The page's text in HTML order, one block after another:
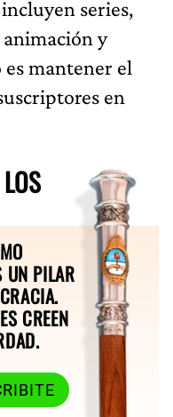
series,
y
mantener el
en
UN PILAR
CREEN